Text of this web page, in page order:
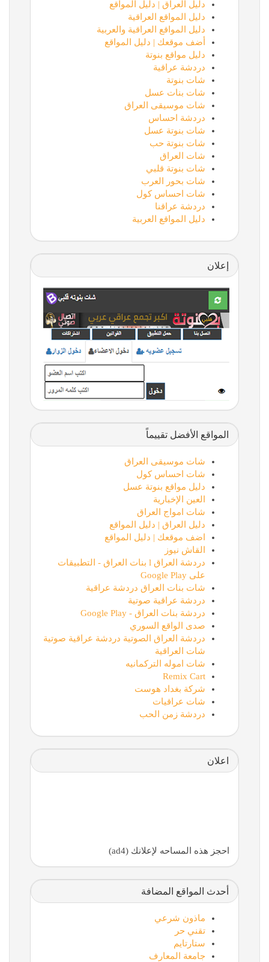
دليل العراق | دليل المواقع
دليل المواقع العراقية
دليل المواقع العراقية والعربية
أضف موقعك | دليل المواقع
دليل مواقع بنوتة
دردشة عراقية
شات بنوتة
شات بنات عسل
شات موسيقى العراق
دردشة احساس
شات بنوتة عسل
شات بنوتة حب
شات العراق
شات بنوتة قلبي
شات بحور العرب
شات احساس كول
دردشة عراقنا
دليل المواقع العربية
إعلان
المواقع الأفضل تقييماً
شات موسيقى العراق
شات احساس كول
دليل مواقع بنوتة عسل
العين الإخبارية
شات امواج العراق
دليل العراق | دليل المواقع
اضف موقعك | دليل المواقع
القاش نيوز
دردشة العراق l بنات العراق - التطبيقات
على Google Play
شات بنات العراق دردشة عراقية
دردشة عراقية صوتية
دردشة بنات العراق - Google Play
صدى الواقع السوري
دردشة العراق الصوتية دردشة عراقية صوتية
شات العراقية
شات اموله التركمانيه
Remix Cart
شركة بغداد هوست
شات عراقيات
دردشة زمن الحب
اعلان
احجز هذه المساحه لإعلانك (ad4)
أحدث المواقع المضافة
ماذون شرعي
تقني حر
ستارتايم
جامعة المعارف